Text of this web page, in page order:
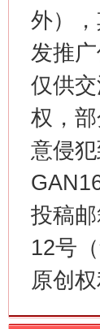
外）
发推
仅供
权，
意侵
投稿
12号
原创